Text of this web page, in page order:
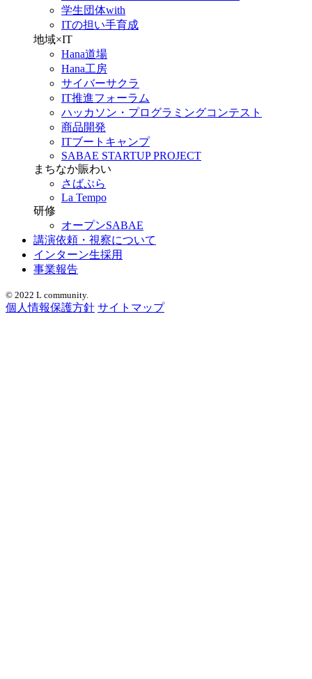
学生団体with
ITの担い手育成
地域×IT
Hana道場
Hana工房
サイバーサクラ
IT推進フォーラム
ハッカソン・プログラミングコンテスト
商品開発
ITブートキャンプ
SABAE STARTUP PROJECT
まちなか賑わい
さばぷら
La Tempo
研修
オープンSABAE
講演依頼・視察について
インターン生採用
事業報告
© 2022 L community.
個人情報保護方針 サイトマップ